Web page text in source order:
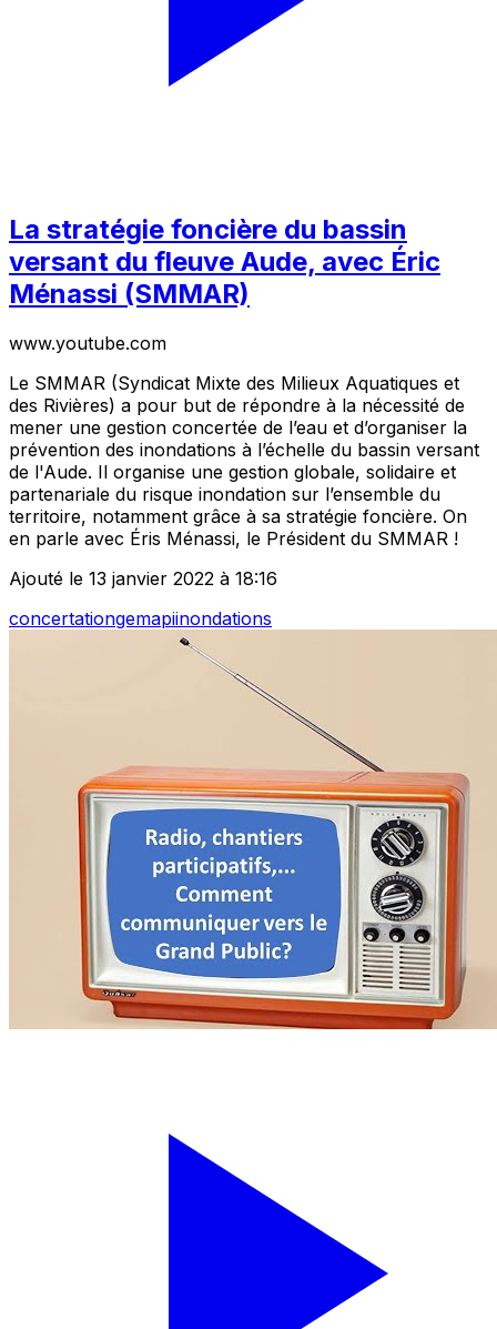
La stratégie foncière du bassin
versant du fleuve Aude, avec Éric
Ménassi (SMMAR)
www.youtube.com
Le SMMAR (Syndicat Mixte des Milieux Aquatiques et
des Rivières) a pour but de répondre à la nécessité de
mener une gestion concertée de l’eau et d’organiser la
prévention des inondations à l’échelle du bassin versant
de l'Aude. Il organise une gestion globale, solidaire et
partenariale du risque inondation sur l’ensemble du
territoire, notamment grâce à sa stratégie foncière. On
en parle avec Éris Ménassi, le Président du SMMAR !
Ajouté le 13 janvier 2022 à 18:16
concertationgemapiinondations